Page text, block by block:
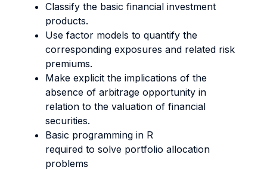
Classify the basic financial investment
products.
Use factor models to quantify the
corresponding exposures and related risk
premiums.
Make explicit the implications of the
absence of arbitrage opportunity in
relation to the valuation of financial
securities.
Basic programming in R
required to solve portfolio allocation
problems